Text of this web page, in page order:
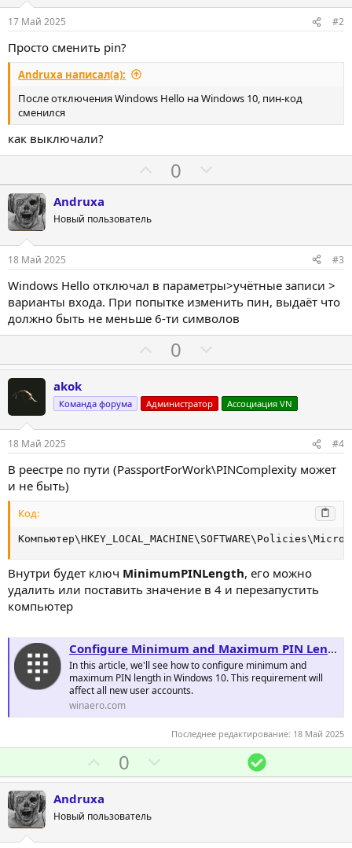
17 Май 2025 #2
Просто сменить pin?
Andruxa написал(а):
После отключения Windows Hello на Windows 10, пин-код
сменился
как выключали?
П
о
т
и
в
н
ы
й
г
о
л
о
с
0
е
т
и
в
н
ы
й
г
о
л
о
с
Andruxa
Новый пользователь
18 Май 2025 #3
Windows Hello отключал в параметры>учётные записи >
варианты входа. При попытке изменить пин, выдаёт что
должно быть не меньше 6-ти символов
П
о
и
т
в
н
ы
г
о
л
о
0
е
а
т
в
н
ы
г
о
л
о
akok
Команда форума Администратор Ассоциация VN
18 Май 2025 #4
В реестре по пути (PassportForWork\PINComplexity может
и не быть)
Код:
Внутри будет ключ MinimumPINLength, его можно
удалить или поставить значение в 4 и перезапустить
компьютер
Configure Minimum and Maximum PIN Length in Windows 10
In this article, we'll see how to configure minimum and
maximum PIN length in Windows 10. This requirement will
affect all new user accounts.
winaero.com
Последнее редактирование: 18 Май 2025
П
о
и
т
0
е
т
Р
е
н
Andruxa
Новый пользователь